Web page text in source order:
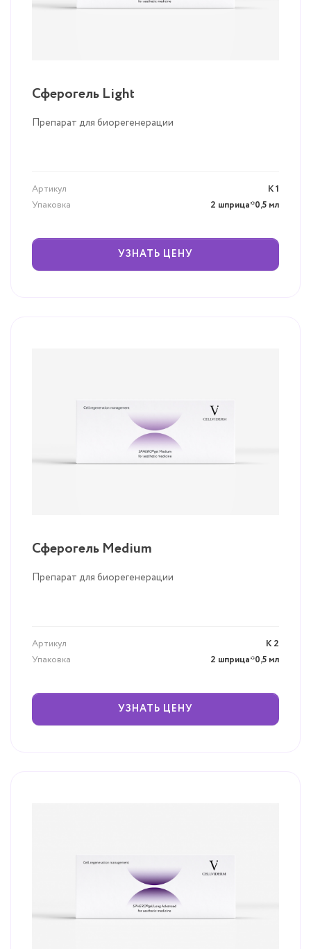
Сферогель Light
Препарат для биорегенерации
Артикул
К 1
Упаковка
2 шприца*0,5 мл
УЗНАТЬ ЦЕНУ
Сферогель Medium
Препарат для биорегенерации
Артикул
К 2
Упаковка
2 шприца*0,5 мл
УЗНАТЬ ЦЕНУ